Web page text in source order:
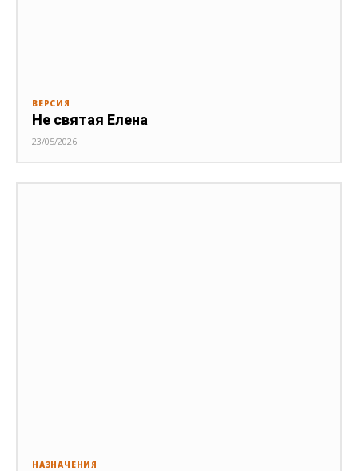
ВЕРСИЯ
Не святая Елена
23/05/2026
НАЗНАЧЕНИЯ